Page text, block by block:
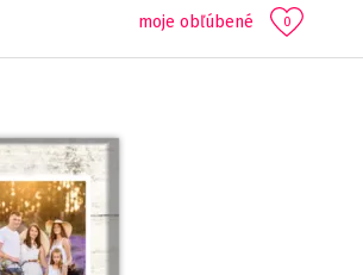
0
moje obľúbené